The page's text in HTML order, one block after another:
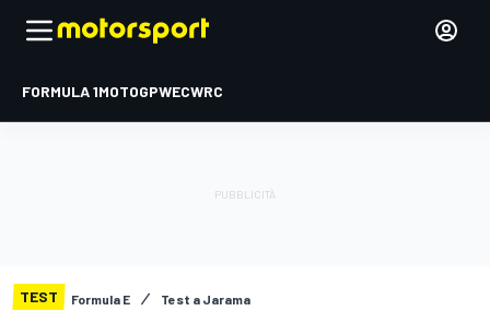
FORMULA 1MOTOGPWECWRC
TEST Formula E Test a Jarama